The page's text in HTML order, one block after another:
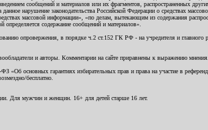
сообщений и материалов или их фрагментов, распространенных
нарушение законодательства Российской Федерации о средствах
массовой информации», «по делам, вытекающим из содержания
содержание сообщений и материалов».
опровержения, в порядке ч.2 ст.152 ГК РФ - на учредителя и главного
и авторы. Комментарии на сайте приравнены к выражению
основных гарантиях избирательных прав и права на участие в
бесплатно.
Для мужчин и женщин. 16+ для детей старше 16 лет.